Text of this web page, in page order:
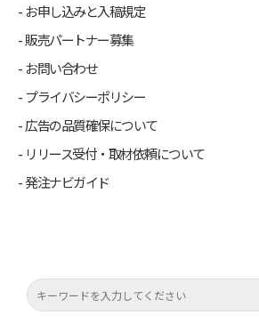
お申し込みと入稿規定
販売パートナー募集
お問い合わせ
プライバシーポリシー
広告の品質確保について
リリース受付・取材依頼について
発注ナビガイド